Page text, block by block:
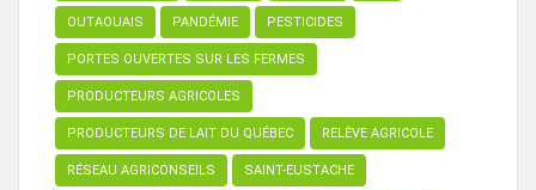
OUTAOUAIS PANDÉMIE PESTICIDES
PORTES OUVERTES SUR LES FERMES
PRODUCTEURS AGRICOLES
PRODUCTEURS DE LAIT DU QUÉBEC RELÈVE AGRICOLE
RÉSEAU AGRICONSEILS SAINT-EUSTACHE